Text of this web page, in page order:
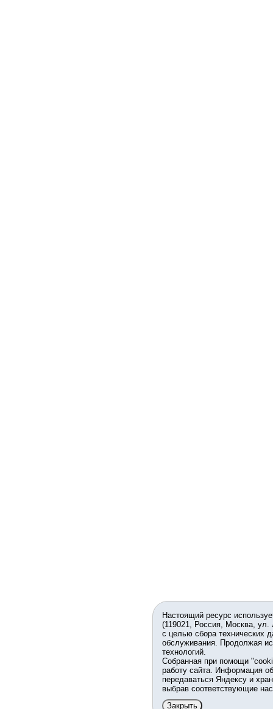
Настоящий ресурс
(119021, Россия, Москва,
с целью сбора технических
обслуживания. Продолжая
технологий.
Собранная при помощи
работу сайта. Информация
передаваться Яндексу и
выбрав соответствующие
Закрыть